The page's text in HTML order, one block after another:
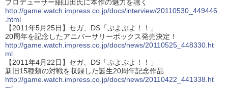
プロデューサー細山田氏に本作の魅力を聴く
http://game.watch.impress.co.jp/docs/interview/20110530_449446
.html
【2011年5月25日】セガ、DS「ぷよぷよ！！」
20周年を記念したアニバーサリーボックス発売決定！
http://game.watch.impress.co.jp/docs/news/20110525_448330.ht
ml
【2011年4月22日】セガ、DS「ぷよぷよ！！」
新旧15種類の対戦を収録した誕生20周年記念作品
http://game.watch.impress.co.jp/docs/news/20110422_441338.ht